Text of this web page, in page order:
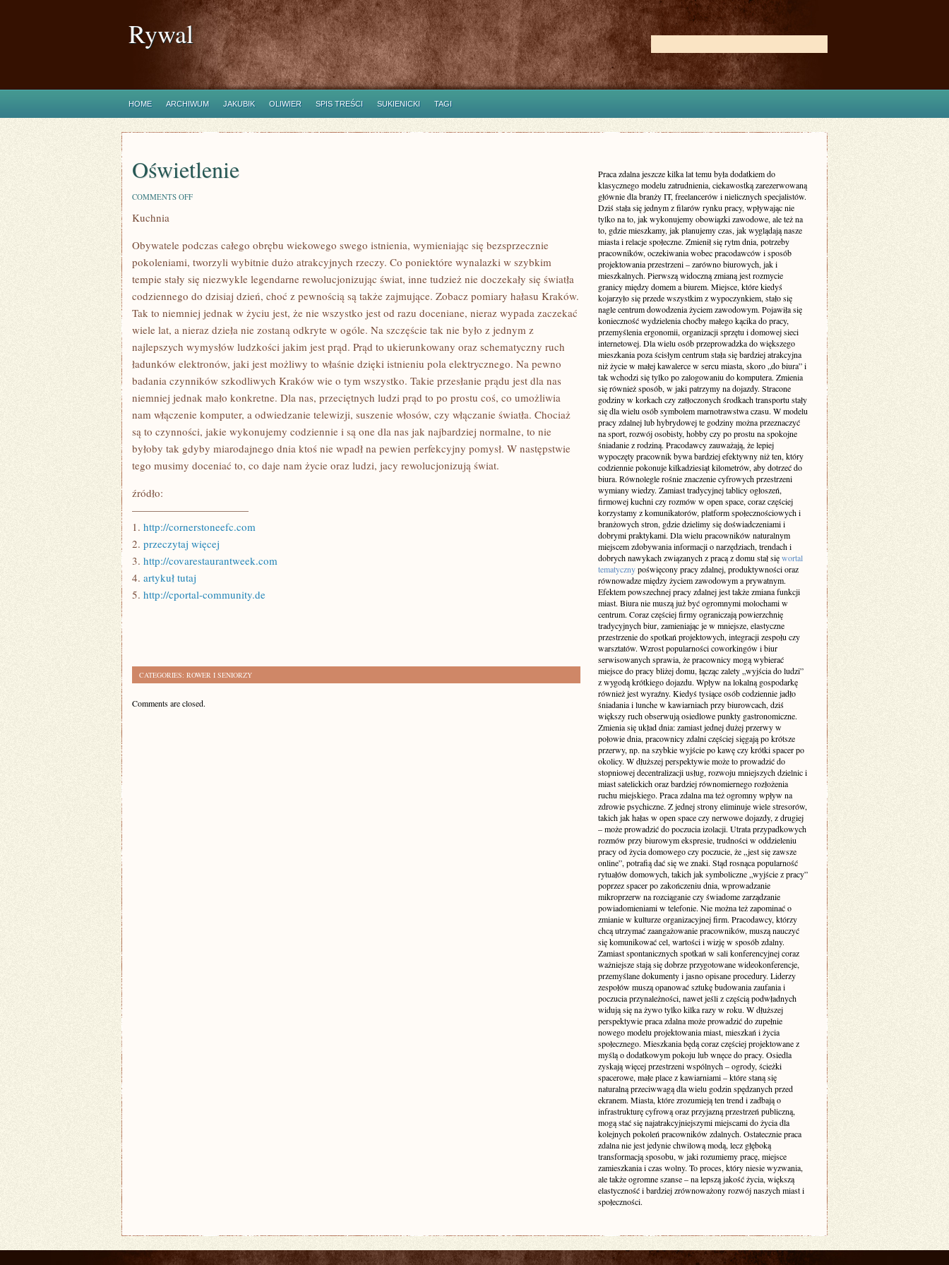
Rywal
HOME ARCHIWUM JAKUBIK OLIWIER SPIS TREŚCI SUKIENICKI TAGI
Oświetlenie
COMMENTS OFFON
Kuchnia
Obywatele podczas całego obrębu wiekowego swego istnienia, wymieniając się bezsprzecznie
pokoleniami, tworzyli wybitnie dużo atrakcyjnych rzeczy. Co poniektóre wynalazki w szybkim
tempie stały się niezwykle legendarne rewolucjonizując świat, inne tudzież nie doczekały się światła
codziennego do dzisiaj dzień, choć z pewnością są także zajmujące. Zobacz pomiary hałasu Kraków.
Tak to niemniej jednak w życiu jest, że nie wszystko jest od razu doceniane, nieraz wypada zaczekać
wiele lat, a nieraz dzieła nie zostaną odkryte w ogóle. Na szczęście tak nie było z jednym z
najlepszych wymysłów ludzkości jakim jest prąd. Prąd to ukierunkowany oraz schematyczny ruch
ładunków elektronów, jaki jest możliwy to właśnie dzięki istnieniu pola elektrycznego. Na pewno
badania czynników szkodliwych Kraków wie o tym wszystko. Takie przesłanie prądu jest dla nas
niemniej jednak mało konkretne. Dla nas, przeciętnych ludzi prąd to po prostu coś, co umożliwia
nam włączenie komputer, a odwiedzanie telewizji, suszenie włosów, czy włączanie światła. Chociaż
są to czynności, jakie wykonujemy codziennie i są one dla nas jak najbardziej normalne, to nie
byłoby tak gdyby miarodajnego dnia ktoś nie wpadł na pewien perfekcyjny pomysł. W następstwie
tego musimy doceniać to, co daje nam życie oraz ludzi, jacy rewolucjonizują świat.
źródło:
———————————
1. http://cornerstoneefc.com
2. przeczytaj więcej
3. http://covarestaurantweek.com
4. artykuł tutaj
5. http://cportal-community.de
CATEGORIES: ROWER I SENIORZY
Comments are closed.
Praca zdalna jeszcze kilka lat temu była dodatkiem do
klasycznego modelu zatrudnienia, ciekawostką zarezerwowaną
głównie dla branży IT, freelancerów i nielicznych specjalistów.
Dziś stała się jednym z filarów rynku pracy, wpływając nie
tylko na to, jak wykonujemy obowiązki zawodowe, ale też na
to, gdzie mieszkamy, jak planujemy czas, jak wyglądają nasze
miasta i relacje społeczne. Zmienił się rytm dnia, potrzeby
pracowników, oczekiwania wobec pracodawców i sposób
projektowania przestrzeni – zarówno biurowych, jak i
mieszkalnych. Pierwszą widoczną zmianą jest rozmycie
granicy między domem a biurem. Miejsce, które kiedyś
kojarzyło się przede wszystkim z wypoczynkiem, stało się
nagle centrum dowodzenia życiem zawodowym. Pojawiła się
konieczność wydzielenia choćby małego kącika do pracy,
przemyślenia ergonomii, organizacji sprzętu i domowej sieci
internetowej. Dla wielu osób przeprowadzka do większego
mieszkania poza ścisłym centrum stała się bardziej atrakcyjna
niż życie w małej kawalerce w sercu miasta, skoro „do biura” i
tak wchodzi się tylko po zalogowaniu do komputera. Zmienia
się również sposób, w jaki patrzymy na dojazdy. Stracone
godziny w korkach czy zatłoczonych środkach transportu stały
się dla wielu osób symbolem marnotrawstwa czasu. W modelu
pracy zdalnej lub hybrydowej te godziny można przeznaczyć
na sport, rozwój osobisty, hobby czy po prostu na spokojne
śniadanie z rodziną. Pracodawcy zauważają, że lepiej
wypoczęty pracownik bywa bardziej efektywny niż ten, który
codziennie pokonuje kilkadziesiąt kilometrów, aby dotrzeć do
biura. Równolegle rośnie znaczenie cyfrowych przestrzeni
wymiany wiedzy. Zamiast tradycyjnej tablicy ogłoszeń,
firmowej kuchni czy rozmów w open space, coraz częściej
korzystamy z komunikatorów, platform społecznościowych i
branżowych stron, gdzie dzielimy się doświadczeniami i
dobrymi praktykami. Dla wielu pracowników naturalnym
miejscem zdobywania informacji o narzędziach, trendach i
dobrych nawykach związanych z pracą z domu stał sięwortal
tematycznypoświęcony pracy zdalnej, produktywności oraz
równowadze między życiem zawodowym a prywatnym.
Efektem powszechnej pracy zdalnej jest także zmiana funkcji
miast. Biura nie muszą już być ogromnymi molochami w
centrum. Coraz częściej firmy ograniczają powierzchnię
tradycyjnych biur, zamieniając je w mniejsze, elastyczne
przestrzenie do spotkań projektowych, integracji zespołu czy
warsztatów. Wzrost popularności coworkingów i biur
serwisowanych sprawia, że pracownicy mogą wybierać
miejsce do pracy bliżej domu, łącząc zalety „wyjścia do ludzi”
z wygodą krótkiego dojazdu. Wpływ na lokalną gospodarkę
również jest wyraźny. Kiedyś tysiące osób codziennie jadło
śniadania i lunche w kawiarniach przy biurowcach, dziś
większy ruch obserwują osiedlowe punkty gastronomiczne.
Zmienia się układ dnia: zamiast jednej dużej przerwy w
połowie dnia, pracownicy zdalni częściej sięgają po krótsze
przerwy, np. na szybkie wyjście po kawę czy krótki spacer po
okolicy. W dłuższej perspektywie może to prowadzić do
stopniowej decentralizacji usług, rozwoju mniejszych dzielnic i
miast satelickich oraz bardziej równomiernego rozłożenia
ruchu miejskiego. Praca zdalna ma też ogromny wpływ na
zdrowie psychiczne. Z jednej strony eliminuje wiele stresorów,
takich jak hałas w open space czy nerwowe dojazdy, z drugiej
– może prowadzić do poczucia izolacji. Utrata przypadkowych
rozmów przy biurowym ekspresie, trudności w oddzieleniu
pracy od życia domowego czy poczucie, że „jest się zawsze
online”, potrafią dać się we znaki. Stąd rosnąca popularność
rytuałów domowych, takich jak symboliczne „wyjście z pracy”
poprzez spacer po zakończeniu dnia, wprowadzanie
mikroprzerw na rozciąganie czy świadome zarządzanie
powiadomieniami w telefonie. Nie można też zapominać o
zmianie w kulturze organizacyjnej firm. Pracodawcy, którzy
chcą utrzymać zaangażowanie pracowników, muszą nauczyć
się komunikować cel, wartości i wizję w sposób zdalny.
Zamiast spontanicznych spotkań w sali konferencyjnej coraz
ważniejsze stają się dobrze przygotowane wideokonferencje,
przemyślane dokumenty i jasno opisane procedury. Liderzy
zespołów muszą opanować sztukę budowania zaufania i
poczucia przynależności, nawet jeśli z częścią podwładnych
widują się na żywo tylko kilka razy w roku. W dłuższej
perspektywie praca zdalna może prowadzić do zupełnie
nowego modelu projektowania miast, mieszkań i życia
społecznego. Mieszkania będą coraz częściej projektowane z
myślą o dodatkowym pokoju lub wnęce do pracy. Osiedla
zyskają więcej przestrzeni wspólnych – ogrody, ścieżki
spacerowe, małe place z kawiarniami – które staną się
naturalną przeciwwagą dla wielu godzin spędzanych przed
ekranem. Miasta, które zrozumieją ten trend i zadbają o
infrastrukturę cyfrową oraz przyjazną przestrzeń publiczną,
mogą stać się najatrakcyjniejszymi miejscami do życia dla
kolejnych pokoleń pracowników zdalnych. Ostatecznie praca
zdalna nie jest jedynie chwilową modą, lecz głęboką
transformacją sposobu, w jaki rozumiemy pracę, miejsce
zamieszkania i czas wolny. To proces, który niesie wyzwania,
ale także ogromne szanse – na lepszą jakość życia, większą
elastyczność i bardziej zrównoważony rozwój naszych miast i
społeczności.